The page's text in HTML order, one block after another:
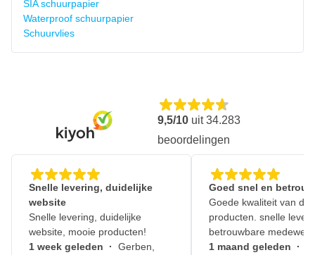
SIA schuurpapier
Waterproof schuurpapier
Schuurvlies
9,5/10 uit34.283
beoordelingen
Snelle levering, duidelijke
website
Snelle levering, duidelijke
website, mooie producten!
1 week geleden · Gerben,
Goed snel en
Goede kwaliteit van de
producten. snelle
betrouwbare
1 maand geleden ·